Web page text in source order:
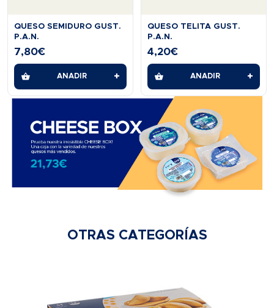
QUESO SEMIDURO GUST.
P.A.N.
7,80€
AÑADIR +
QUESO TELITA GUST.
P.A.N.
4,20€
AÑADIR +
OTRAS CATEGORÍAS